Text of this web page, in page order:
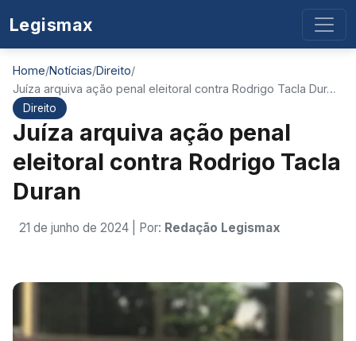
Legismax
Home/Notícias/Direito/
Juíza arquiva ação penal eleitoral contra Rodrigo Tacla Dur…
Direito
Juíza arquiva ação penal
eleitoral contra Rodrigo Tacla
Duran
21 de junho de 2024 | Por: Redação Legismax